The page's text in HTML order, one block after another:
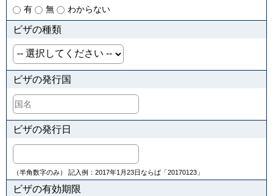
有 無 わからない
ビザの種類
ビザの発行国
ビザの発行日
（半角数字のみ） 記入例：2017年1月23日ならば「20170123」
ビザの有効期限